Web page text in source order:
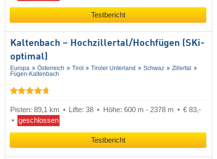
Testbericht
Kaltenbach – Hochzillertal/​Hochfügen (SKi-
optimal)
Europa Österreich Tirol Tiroler Unterland Schwaz
Zillertal
Fügen-Kaltenbach
Pisten: 89,1 km Lifte: 38 Höhe: 600 m - 2378 m
€ 83,-
geschlossen
Testbericht